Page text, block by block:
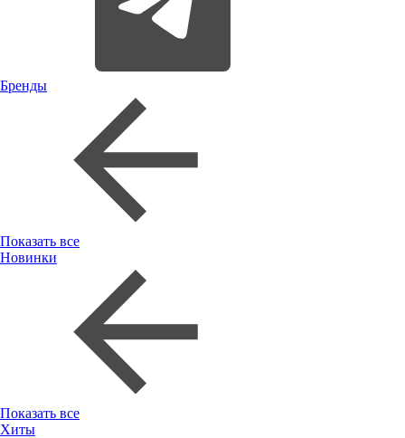
Бренды
Показать все
Новинки
Показать все
Хиты